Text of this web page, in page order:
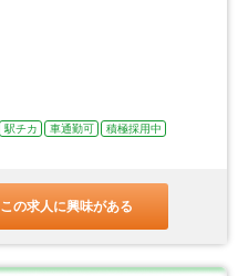
駅チカ 車通勤可
積極採用中
この求人に興味がある